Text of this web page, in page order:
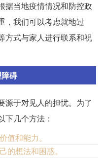
据当地疫情情况和防控政
，我们可以考虑就地过
方式与家人进行联系和祝
碍
源于对见人的担忧。为了
下几个方法：
值和能力。
的想法和困惑。